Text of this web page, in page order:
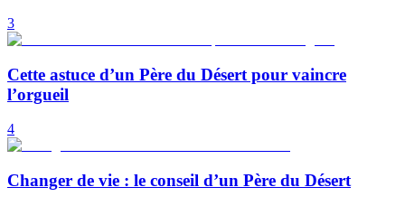
3
Cette astuce d’un Père du Désert pour vaincre
l’orgueil
4
Changer de vie : le conseil d’un Père du Désert